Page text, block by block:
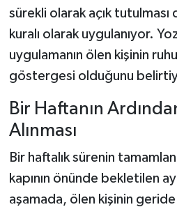
sürekli olarak açık
kuralı olarak uygulanıyor.
uygulamanın ölen kişinin
göstergesi olduğunu
Bir Haftanın
Alınması
Bir haftalık sürenin
kapının önünde bekletilen
aşamada, ölen kişinin geride